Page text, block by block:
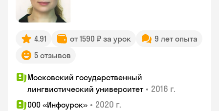
4.91 от 1590 ₽ за урок
9 лет опыта
5 отзывов
Московский государственный
лингвистический университет • 2016 г.
ООО «Инфоурок» • 2020 г.